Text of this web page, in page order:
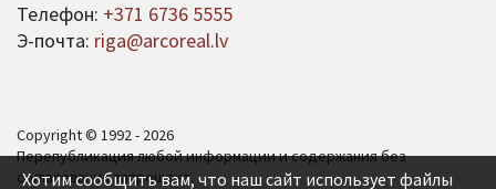
Телефон: +371 6736 5555
Э-почта: riga@arcoreal.lv
Copyright © 1992 - 2026
Перепубликация любой информации и содержания без
согласования запрещена.
Хотим сообщить вам, что наш сайт использует файлы